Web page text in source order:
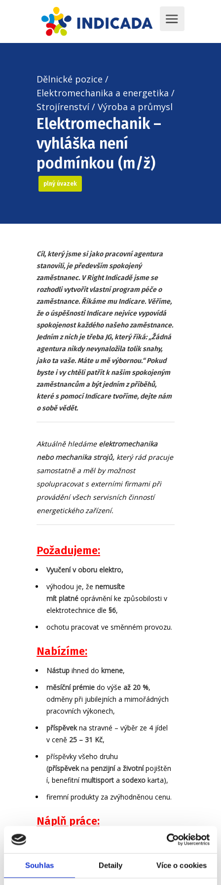
Souhlas Detaily Více o cookies
Dělnické pozice /
Elektromechanika a energetika /
Strojírenství/ Výroba a průmysl
Elektromechanik –
vyhláška není
podmínkou (m/ž)
plný úvazek
Cíl, který jsme si jako pracovní agentura
stanovili, je především spokojený
zaměstnanec. V Right Indicadě jsme se
rozhodli vytvořit vlastní program péče o
zaměstnance. Říkáme mu Indicare. Věříme,
že o úspěšnosti Indicare nejvíce vypovídá
spokojenost každého našeho zaměstnance.
Jedním z nich je třeba JG, který říká: „Žádná
agentura nikdy nevynaložila tolik snahy,
jako ta vaše. Máte u mě výbornou.“ Pokud
byste i vy chtěli patřit k našim spokojeným
zaměstnancům a být jedním z příběhů,
které s pomocí Indicare tvoříme, dejte nám
o sobě vědět.
Aktuálně hledáme elektromechanika
nebo mechanika strojů, který rád pracuje
samostatně a měl by možnost
spolupracovat s externími firmami při
provádění všech servisních činností
energetického zařízení.
Požadujeme:
Vyučení v oboru elektro,
výhodou je, že nemusíte
mít platné oprávnění ke způsobilosti v
elektrotechnice dle §6,
ochotu pracovat ve směnném provozu.
Nabízíme:
Nástup ihned do kmene,
měsíční prémie do výše až 20 %,
odměny při jubilejních a mimořádných
pracovních výkonech,
příspěvekna stravné – výběr ze 4 jídel
v ceně 25 – 31 Kč,
příspěvky všeho druhu
(příspěvekna penzijnía životnípojištěn
í, benefitnímultisport a sodexo karta),
firemní produkty za zvýhodněnou cenu.
Náplň práce:
nutných oprav,